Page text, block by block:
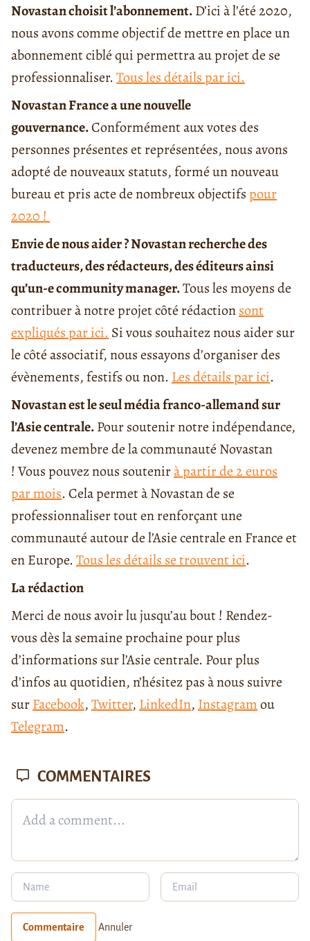
Novastan choisit l’abonnement.D’ici à l’été 2020,
nous avons comme objectif de mettre en place un
abonnement ciblé qui permettra au projet de se
professionnaliser.Tous les détails par ici.
Novastan France a une nouvelle
gouvernance.Conformément aux votes des
personnes présentes et représentées, nous avons
adopté de nouveaux statuts, formé un nouveau
bureau et pris acte de nombreux objectifspour
2020 !
Envie de nous aider ? Novastan recherche des
traducteurs, des rédacteurs, des éditeurs ainsi
qu’un-e community manager.Tous les moyens de
contribuer à notre projet côté rédactionsont
expliqués par ici. Si vous souhaitez nous aider sur
le côté associatif, nous essayons d’organiser des
évènements, festifs ou non. Les détails par ici.
Novastan est le seul média franco-allemand sur
l’Asie centrale.Pour soutenir notre indépendance,
devenez membre de la communauté Novastan
! Vous pouvez nous soutenirà partir de 2 euros
par mois. Cela permet à Novastan de se
professionnaliser tout en renforçant une
communauté autour de l’Asie centrale en France et
en Europe.Tous les détails se trouvent ici.
La rédaction
Merci de nous avoir lu jusqu’au bout ! Rendez-
vous dès la semaine prochaine pour plus
d’informations sur l’Asie centrale. Pour plus
d’infos au quotidien, n’hésitez pas à nous suivre
surFacebook,Twitter, LinkedIn, Instagramou
Telegram.
COMMENTAIRES
Commentaire Annuler